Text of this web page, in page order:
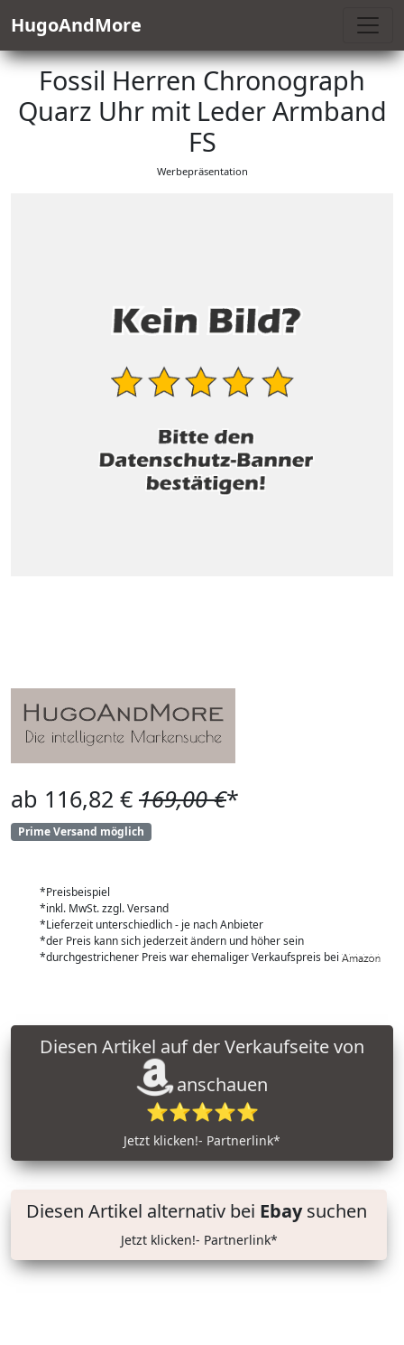
HugoAndMore
Fossil Herren Chronograph
Quarz Uhr mit Leder Armband
FS
Werbepräsentation
ab 116,82 € 169,00 €*
Prime Versand möglich
*Preisbeispiel
*inkl. MwSt. zzgl. Versand
*Lieferzeit unterschiedlich - je nach Anbieter
*der Preis kann sich jederzeit ändern und höher sein
*durchgestrichener Preis war ehemaliger Verkaufspreis bei
anschauen
⭐⭐⭐⭐⭐
Jetzt klicken!- Partnerlink*
Diesen Artikel alternativ bei Ebaysuchen
Jetzt klicken!- Partnerlink*